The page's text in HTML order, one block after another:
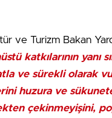
ve Turizm Bakan
katkılarının yanı
ve sürekli olarak
huzura ve
çekinmeyişini,